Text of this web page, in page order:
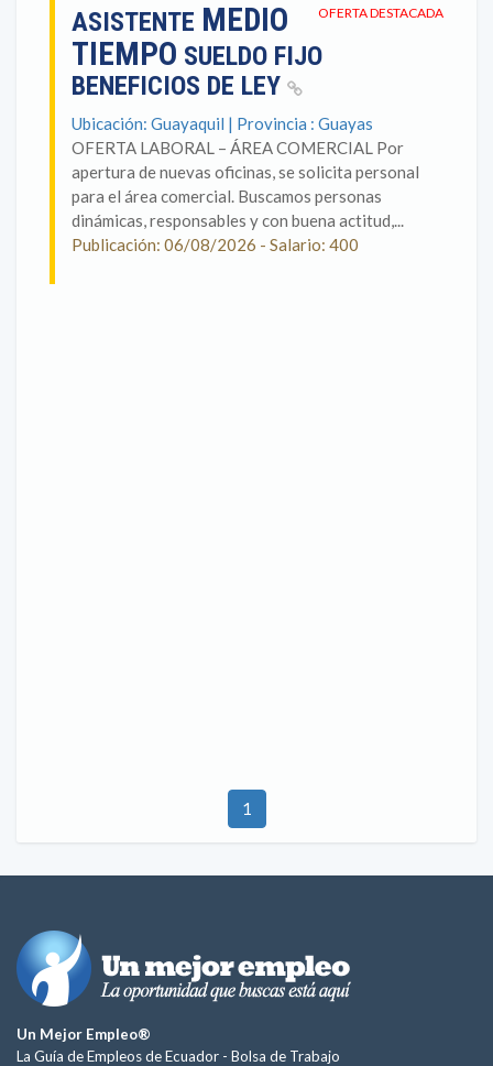
OFERTA DESTACADA
ASISTENTE MEDIO
TIEMPO SUELDO FIJO
BENEFICIOS DE LEY
Ubicación: Guayaquil | Provincia : Guayas
OFERTA LABORAL – ÁREA COMERCIAL Por
apertura de nuevas oficinas, se solicita personal
para el área comercial. Buscamos personas
dinámicas, responsables y con buena actitud,...
Publicación: 06/08/2026 - Salario: 400
1
Un Mejor Empleo®
La Guía de Empleos de Ecuador - Bolsa de Trabajo